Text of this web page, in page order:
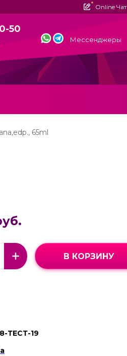
Online Чат
50
Мессенджеры
65ml
В КОРЗИНУ
ТЕСТ-19